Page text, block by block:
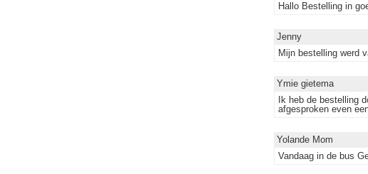
Hallo Bestelling in
Jenny
Mijn bestelling werd
Ymie gietema
Ik heb de bestelling
afgesproken even
Yolande Mom
Vandaag in de bus